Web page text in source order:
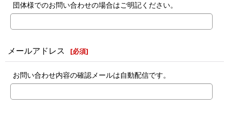
団体様でのお問い合わせの場合はご明記ください。
メールアドレス [必須]
お問い合わせ内容の確認メールは自動配信です。